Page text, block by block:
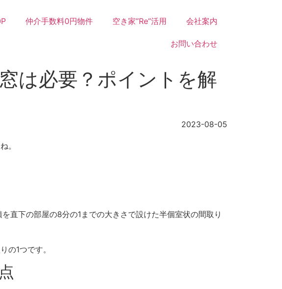
仲介手数料0円物件 空き家”Re”活用 会社案内
お問い合わせ
は必要？ポイントを解
2023-08-05
。
直下の部屋の8分の1までの大きさで設けた半個室状の間取り
の1つです。